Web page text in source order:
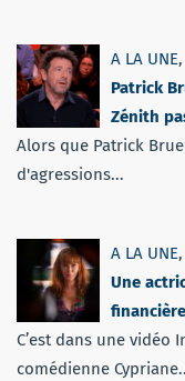
A LA UNE,
Patrick
Zénith
Alors que Patrick
d'agressions...
A LA UNE,
Une
C’est dans une vidéo
comédienne